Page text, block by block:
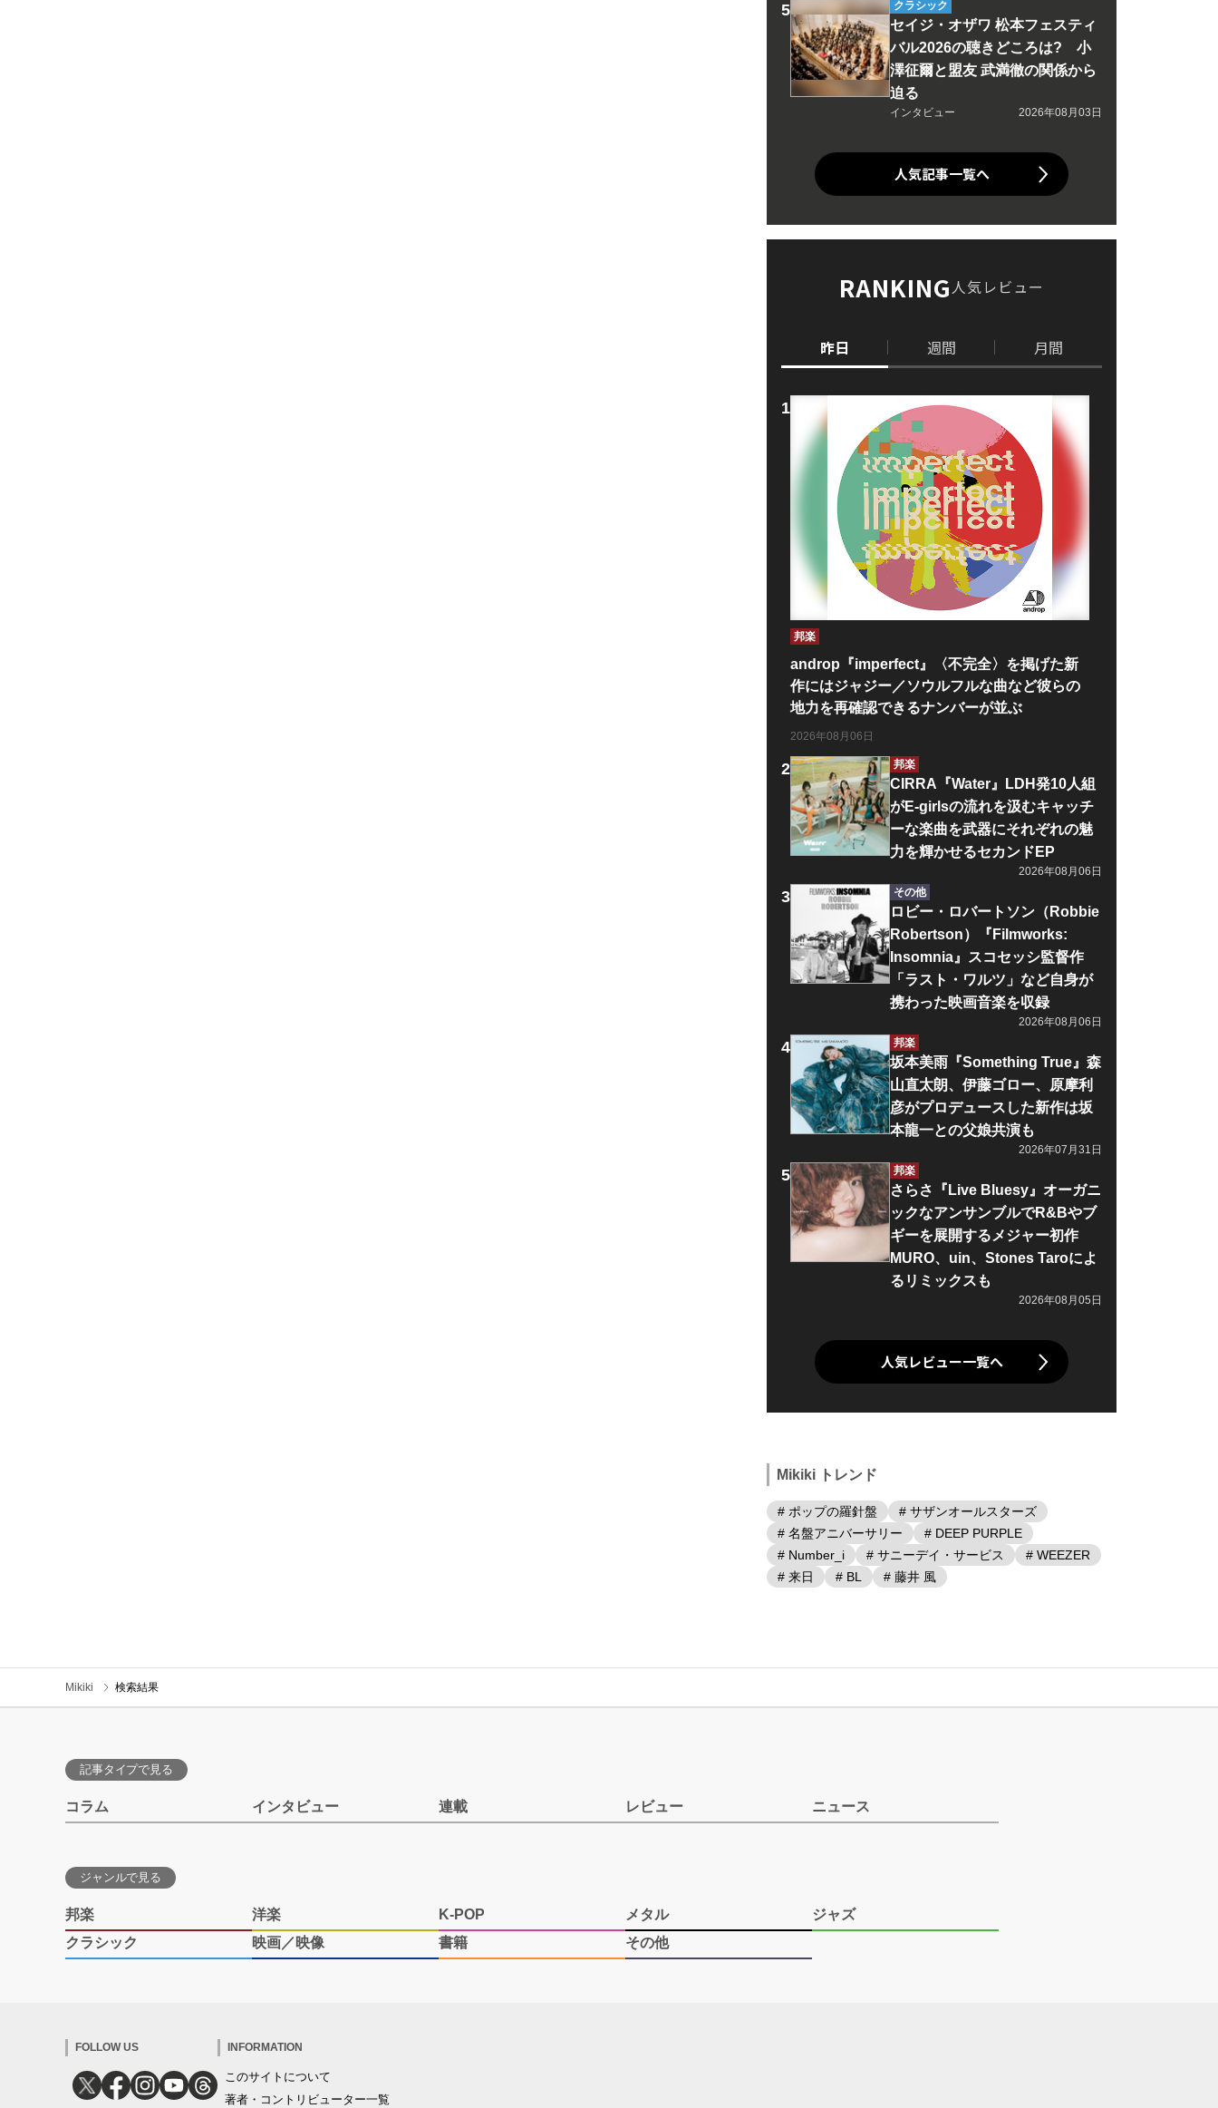
クラシック
セイジ・オザワ 松本フェスティ
バル2026の聴きどころは? 小
澤征爾と盟友 武満徹の関係から
迫る
インタビュー 2026年08月03日
人気記事一覧へ
RANKING人気レビュー
昨日 週間 月間
邦楽
androp『imperfect』〈不完全〉を掲げた新
作にはジャジー／ソウルフルな曲など彼らの
地力を再確認できるナンバーが並ぶ
2026年08月06日
邦楽
CIRRA『Water』LDH発10人組
がE-girlsの流れを汲むキャッチ
ーな楽曲を武器にそれぞれの魅
力を輝かせるセカンドEP
2026年08月06日
その他
ロビー・ロバートソン（Robbie
Robertson）『Filmworks:
Insomnia』スコセッシ監督作
「ラスト・ワルツ」など自身が
携わった映画音楽を収録
2026年08月06日
邦楽
坂本美雨『Something True』森
山直太朗、伊藤ゴロー、原摩利
彦がプロデュースした新作は坂
本龍一との父娘共演も
2026年07月31日
邦楽
さらさ『Live Bluesy』オーガニ
ックなアンサンブルでR&Bやブ
ギーを展開するメジャー初作
MURO、uin、Stones Taroによ
るリミックスも
2026年08月05日
人気レビュー一覧へ
Mikiki トレンド
# ポップの羅針盤
# サザンオールスターズ
# 名盤アニバーサリー
# DEEP PURPLE
# Number_i
# サニーデイ・サービス
# WEEZER
# 来日
# BL # 藤井 風
Mikiki 検索結果
記事タイプで見る
コラム インタビュー 連載 レビュー ニュース
ジャンルで見る
邦楽 洋楽 K-POP メタル
ジャズ
クラシック
映画／映像 書籍 その他
FOLLOW US INFORMATION
このサイトについて
著者・コントリビューター一覧